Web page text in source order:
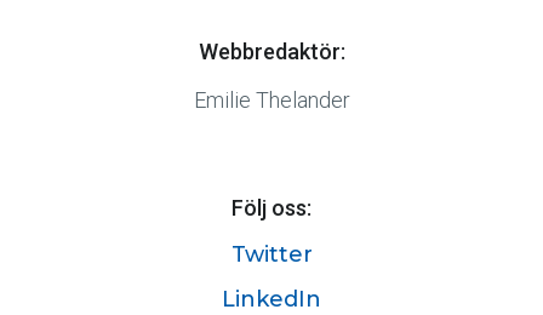
Webbredaktör:
Emilie Thelander
Följ oss:
Twitter
LinkedIn